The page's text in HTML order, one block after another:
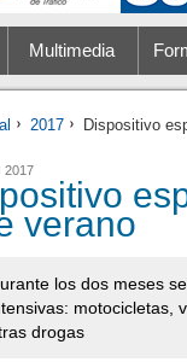
Multimedia
2017 Dispositivo
2017
verano
los dos meses
motocicletas,
drogas